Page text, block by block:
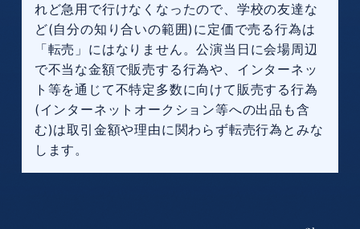
れど急用で行けなくなったので、学校の友達な
ど(自分の知り合いの範囲)に定価で売る行為は
「転売」にはなりません。公演当日に会場周辺
で不当な金額で販売する行為や、インターネッ
ト等を通じて不特定多数に向けて販売する行為
(インターネットオークション等への出品も含
む)は取引金額や理由に関わらず転売行為とみな
します。